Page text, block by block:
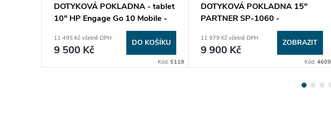
DOTYKOVÁ POKLADNA - tablet
10" HP Engage Go 10 Mobile -
11 495 Kč včetně DPH
9 500 Kč
DO KOŠÍKU
Kód: 5119
DOTYKOVÁ POKLADNA 15"
PARTNER SP-1060 -
11 979 Kč včetně DPH
9 900 Kč
ZOBRAZIT
Kód: 4609